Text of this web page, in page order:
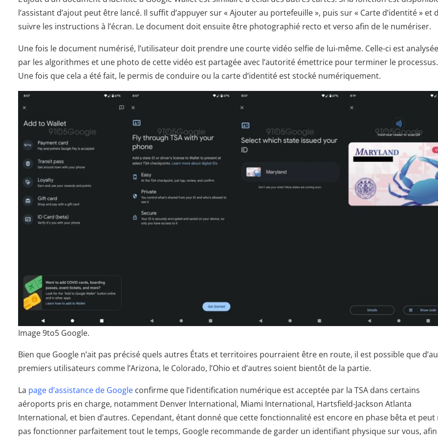
l’assistant d’ajout peut être lancé. Il suffit d’appuyer sur « Ajouter au portefeuille », puis sur « Carte d’identité » et
suivre les instructions à l’écran. Le document doit ensuite être photographié recto et verso afin de le numériser.
Une fois le document numérisé, l’utilisateur doit prendre une courte vidéo selfie de lui-même. Celle-ci est analysée
par les algorithmes et une photo de cette vidéo est partagée avec l’autorité émettrice pour terminer le processus.
Une fois que cela a été fait, le permis de conduire ou la carte d’identité est stocké numériquement.
Image 9to5 Google.
Bien que Google n’ait pas précisé quels autres États et territoires pourraient être en route, il est possible que
premiers utilisateurs comme l’Arizona, le Colorado, l’Ohio et d’autres soient bientôt de la partie.
La page d’assistance de Google confirme que l’identification numérique est acceptée par la TSA dans certains
aéroports pris en charge, notamment Denver International, Miami International, Hartsfield-Jackson Atlanta
International, et bien d’autres. Cependant, étant donné que cette fonctionnalité est encore en phase bêta et peut
pas fonctionner parfaitement tout le temps, Google recommande de garder un identifiant physique sur vous, afin